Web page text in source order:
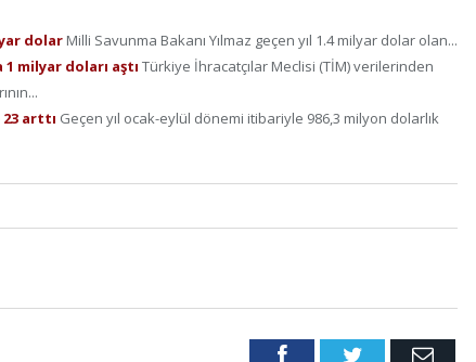
dolar Milli Savunma Bakanı Yılmaz geçen yıl 1.4 milyar dolar olan...
milyar doları aştı Türkiye İhracatçılar Meclisi (TİM) verilerinden
arttı Geçen yıl ocak-eylül dönemi itibariyle 986,3 milyon dolarlık
FacebookTwitter Email